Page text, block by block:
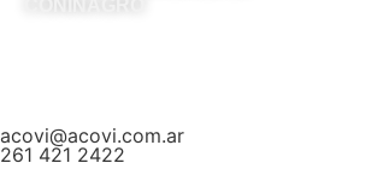
acovi@acovi.com.ar
261 421 2422